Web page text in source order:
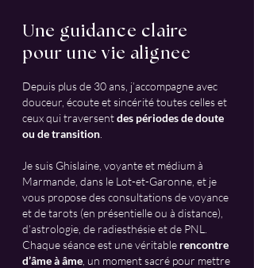
Une guidance claire
pour une vie alignee
Depuis plus de 30 ans, j’accompagne avec
douceur, écoute et sincérité toutes celles et
ceux qui traversentdes périodes de doute
ou de transition
Je suis Ghislaine, voyante et médium à
Marmande, dans le Lot-et-Garonne, et je
vous propose des consultations de voyance
et de tarots (en présentielle ou à distance),
d’astrologie, de radiesthésie et de PNL.
Chaque séance est une véritable rencontre
d’âme à âme , un moment sacré pour mettre